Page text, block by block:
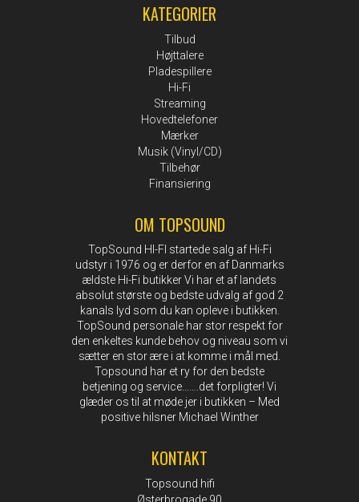
KATEGORIER
Tilbud
Højttalere
Pladespillere
Hi-Fi
Streaming
Hovedtelefoner
Mærker
Musik (Vinyl/CD)
Tilbehør
Finansiering
OM TOPSOUND
TopSound HI-FI startede salg af Hi-Fi
udstyr i 1976 og er derfor en af Danmarks
ældste Hi-Fi butikker Vi har et af landets
absolut største og bedste udvalg af god 2
kanals lyd som du kan opleve i butikken.
TopSound personale har stor respekt for
den enkeltes kunde behov og niveau som vi
sætter en stor ære i at komme i mål med.
Topsound har et ry for den bedste
betjening og service…….det forpligter! Vi
glæder os til at møde jer i butikken – Med
positive hilsner Michael Winther
KONTAKT
Topsound hifi
Østerbrogade 90